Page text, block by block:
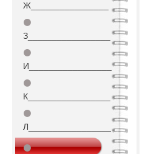
Ж________________
⚫
З_________________
⚫
И_________________
⚫
К_________________
⚫
Л_________________
⚫